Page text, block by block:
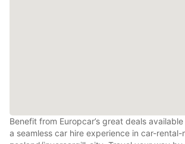
Benefit from Europcar’s great deals
a seamless car hire experience in car-rental-